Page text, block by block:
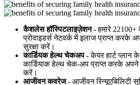
कैशलेस हॉस्पिटलाइज़ेशन -हमारे
प्रोवाइडर्स नेटवर्क में इलाज प्राप्त
सुरक्षा करें।
कार्डियक हेल्थ चेकअप -केयर हार्ट प्लान
कार्डियाक हेल्थ चेक-अप प्राप्त करके
करें।
आजीवन कवरेज - आजीवन रिन्यूएबिलिटी